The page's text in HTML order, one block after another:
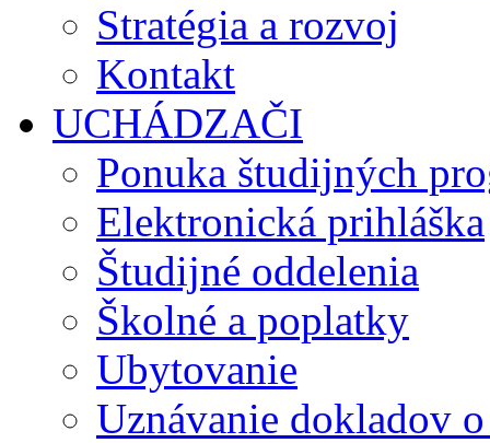
Stratégia a rozvoj
Kontakt
UCHÁDZAČI
Ponuka študijných
Elektronická prihláška
Študijné oddelenia
Školné a poplatky
Ubytovanie
Uznávanie dokladov